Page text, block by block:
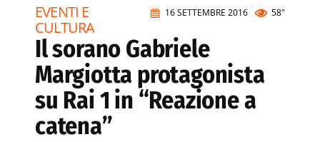
16 SETTEMBRE 2016 58"
EVENTI E
CULTURA
Il sorano Gabriele
Margiotta protagonista
su Rai 1 in “Reazione a
catena”